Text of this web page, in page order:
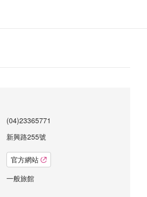
(04)23365771
新興路255號
官方網站
一般旅館